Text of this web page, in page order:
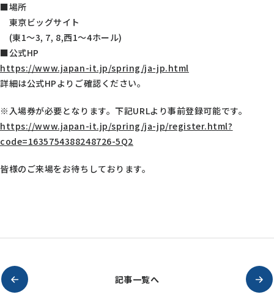
■場所
東京ビッグサイト
(東1～3, 7, 8,西1～4ホール)
■公式HP
https://www.japan-it.jp/spring/ja-jp.html
詳細は公式HPよりご確認ください。
※入場券が必要となります。下記URLより事前登録可能です。
https://www.japan-it.jp/spring/ja-jp/register.html?
code=1635754388248726-5Q2
皆様のご来場をお待ちしております。
記事一覧へ